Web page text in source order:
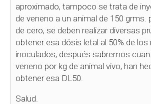
aproximado, tampoco se trata de
de veneno a un animal de 150 grms.
de cero, se deben realizar diversas
obtener esa dósis letal al 50% de los
inoculados, después sabremos
veneno por kg de animal vivo, han
obtener esa DL50.
Salud.